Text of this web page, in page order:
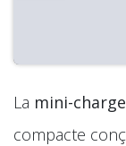
La mini-
compacte